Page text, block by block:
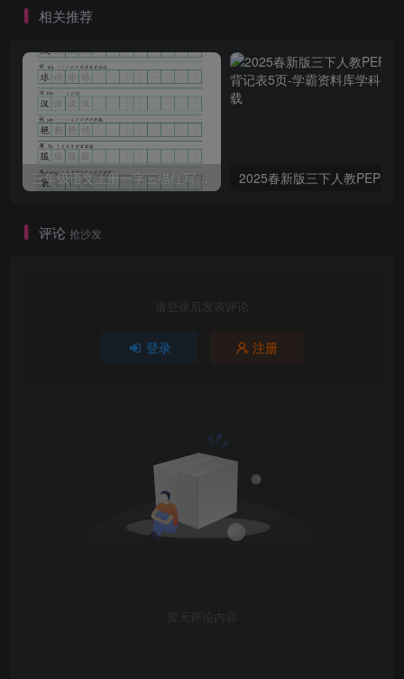
相关推荐
三年级语文上册一字三描红写字表字帖
评论 抢沙发
请登录后发表评论
登录 注册
暂无评论内容